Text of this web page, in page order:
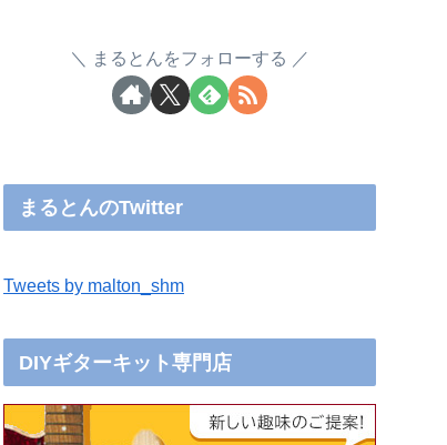
まるとんをフォローする
まるとんのTwitter
Tweets by malton_shm
DIYギターキット専門店